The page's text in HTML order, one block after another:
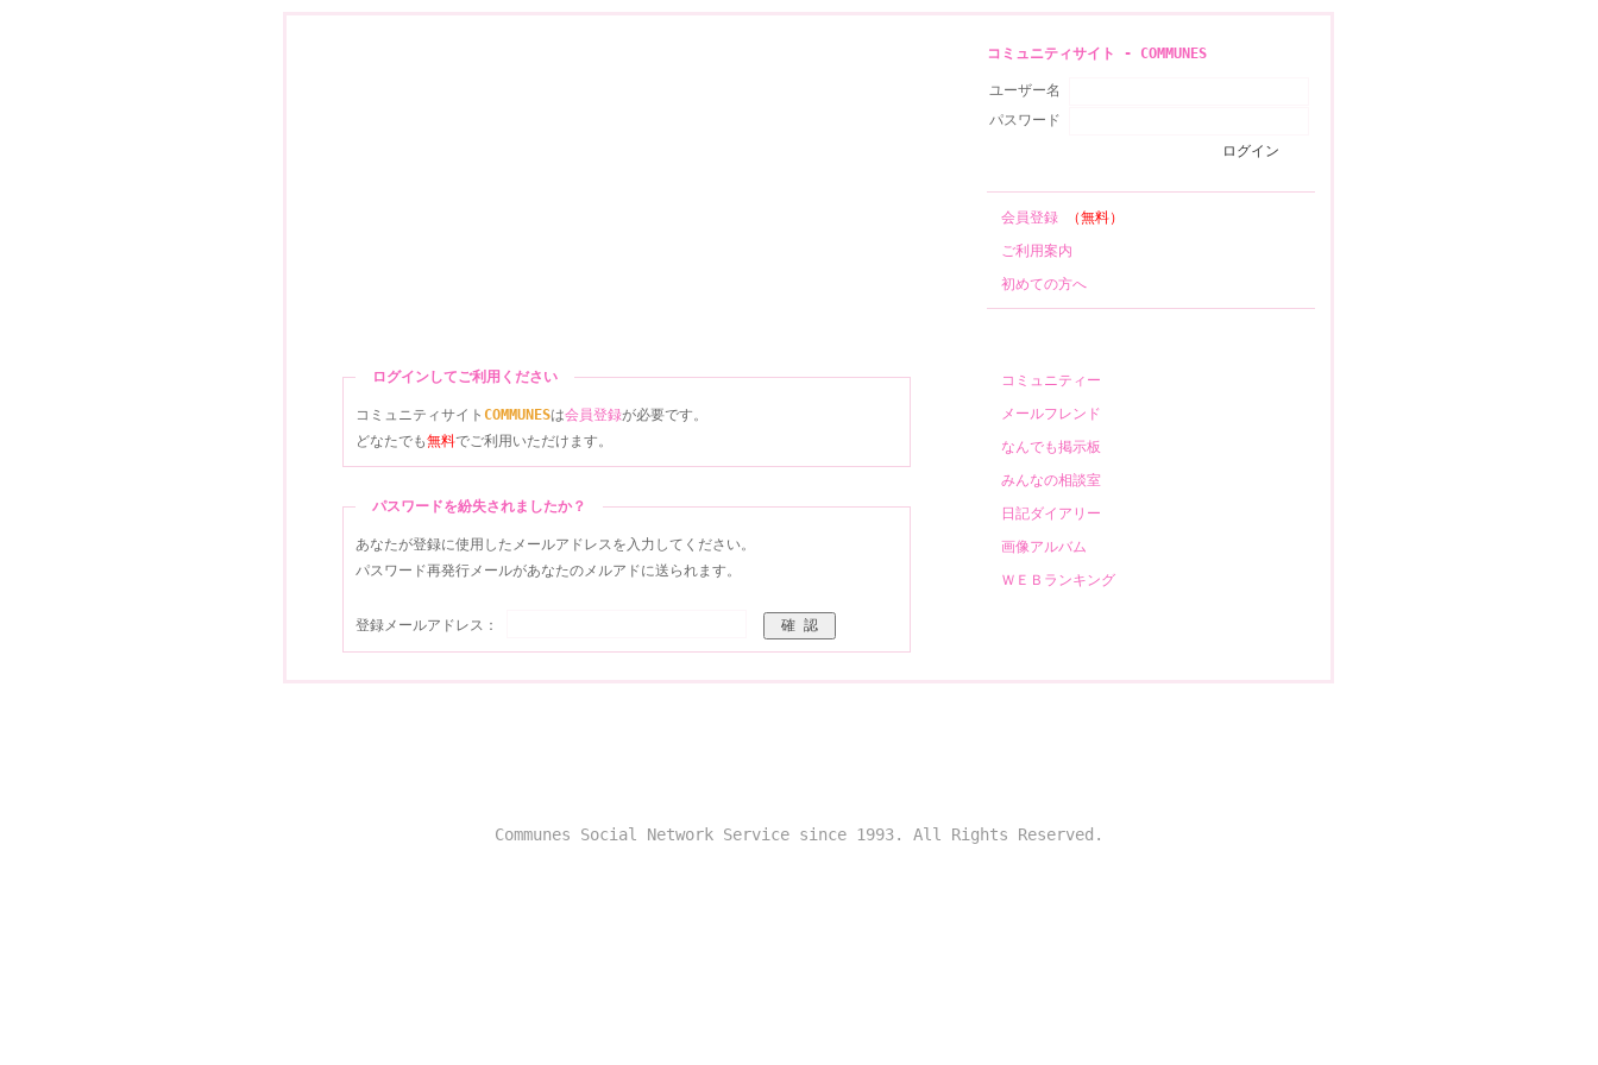
コミュニティサイト - COMMUNES
ユーザー名
パスワード
会員登録（無料）
ご利用案内
初めての方へ
ログインしてご利用ください
コミュニティサイト COMMUNESは会員登録が必要です。
どなたでも無料でご利用いただけます。
パスワードを紛失されましたか？
あなたが登録に使用したメールアドレスを入力してください。
パスワード再発行メールがあなたのメルアドに送られます。
登録メールアドレス：
コミュニティー
メールフレンド
なんでも掲示板
みんなの相談室
日記ダイアリー
画像アルバム
ＷＥＢランキング
Communes Social Network Service since 1993. All Rights Reserved.